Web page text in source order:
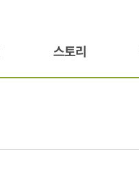
스토리